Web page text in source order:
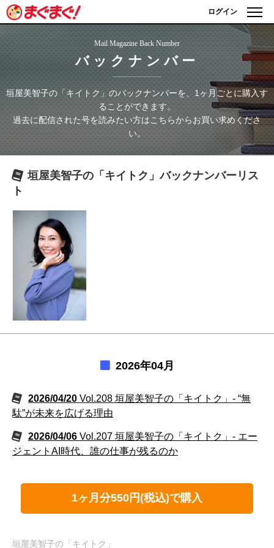
ログイン
Mail Magazine Back Number
バックナンバー
垣屋美智子の「キイトク」 のバックナンバーを、1ヶ月ごとに購入す
ることができます。
過去に配信された号を読みたい方はこちらからお買い求めくださ
い。
垣屋美智子の「キイトク」バックナンバーリス
ト
2026年04月
2026/04/20 Vol.208 垣屋美智子の「キイトク」- “無
駄”が未来を広げる理由
2026/04/06 Vol.207 垣屋美智子の「キイトク」- エー
ジェントAI時代、誰の仕事が残るのか
1ヶ月分550円(税込)で購入
垣屋美智子の「キイトク」